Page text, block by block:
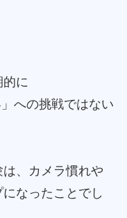
に
への挑戦ではない
、カメラ慣れや
なったことでし